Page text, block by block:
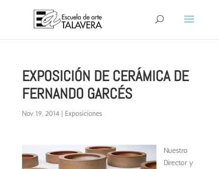
EXPOSICIÓN DE CERÁMICA DE
FERNANDO GARCÉS
Nov 19, 2014| Exposiciones
Nuestro
Director y